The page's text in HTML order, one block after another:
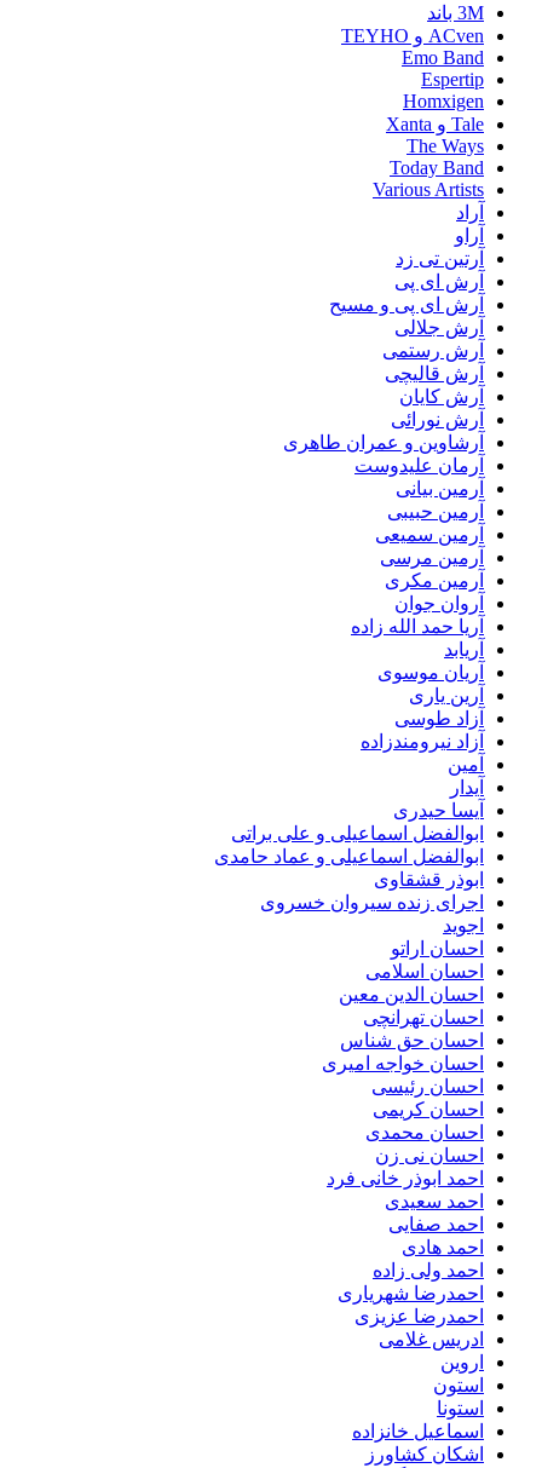
3M باند
ACven و TEYHO
Emo Band
Espertip
Homxigen
Tale و Xanta
The Ways
Today Band
Various Artists
آراد
آراو
آرتین تی زد
آرش ای پی
آرش ای پی و مسیح
آرش جلالی
آرش رستمی
آرش قالیچی
آرش کایان
آرش نورائی
آرشاوین و عمران طاهری
آرمان علیدوست
آرمین بیانی
آرمین حبیبی
آرمین سمیعی
آرمین مرسی
آرمین مکری
آروان جوان
آریا حمد الله زاده
آریابد
آریان موسوی
آرین یاری
آزاد طوسی
آزاد نیرومندزاده
آمین
آیدار
آیسا حیدری
ابوالفضل اسماعیلی و علی براتی
ابوالفضل اسماعیلی و عماد حامدی
ابوذر قشقاوی
اجرای زنده سیروان خسروی
اجوید
احسان اراتو
احسان اسلامی
احسان الدین معین
احسان تهرانچی
احسان حق شناس
احسان خواجه امیری
احسان رئیسی
احسان کریمی
احسان محمدی
احسان نی زن
احمد ابوذر خانی فرد
احمد سعیدی
احمد صفایی
احمد هادی
احمد ولی زاده
احمدرضا شهریاری
احمدرضا عزیزی
ادریس غلامی
اروین
استون
استونا
اسماعیل خانزاده
اشکان کشاورز